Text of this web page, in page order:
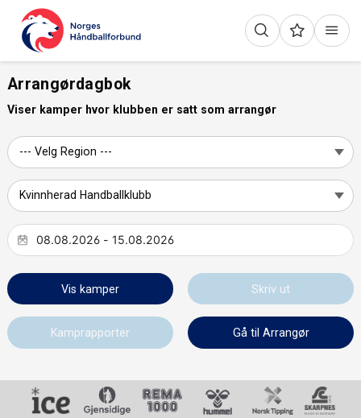
Arrangørdagbok
Viser kamper hvor klubben er satt som arrangør
Vis kamper Skriv ut
Kamprapporter Gå til Arrangør